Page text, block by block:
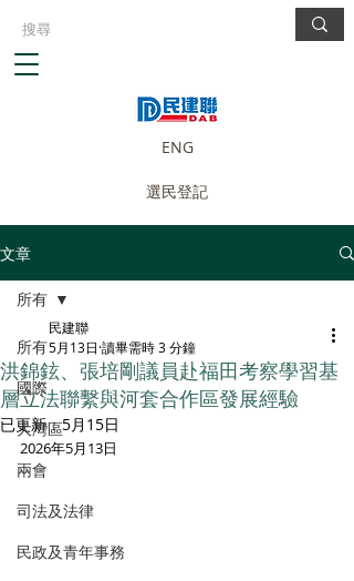
ENG
選民登記
文章
所有
國際
大灣區
兩會
司法及法律
民政及青年事務
所有
洪錦鉉、張培剛議員赴福田考察學習基
層立法聯繫與河套合作區發展經驗
民建聯
5月13日 讀畢需時 3 分鐘
已更新：5月15日
2026年5月13日